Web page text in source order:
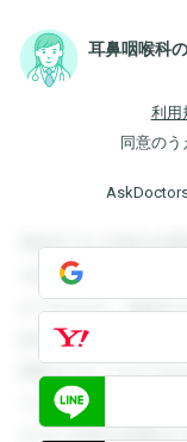
耳鼻咽喉科
利用
同意の
登録すると回答を
を閲覧することが
ができます。登録
録すると回答を閲
閲覧することがで
できます。登録す
すると回答を閲覧